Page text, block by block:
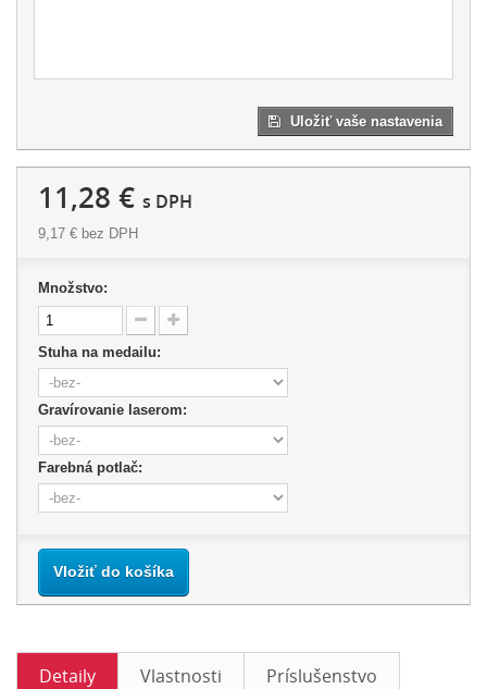
Uložiť vaše nastavenia
11,28 € s DPH
9,17 € bez DPH
Množstvo:
Stuha na medailu:
Gravírovanie laserom:
Farebná potlač:
Vložiť do košíka
Detaily Vlastnosti Príslušenstvo